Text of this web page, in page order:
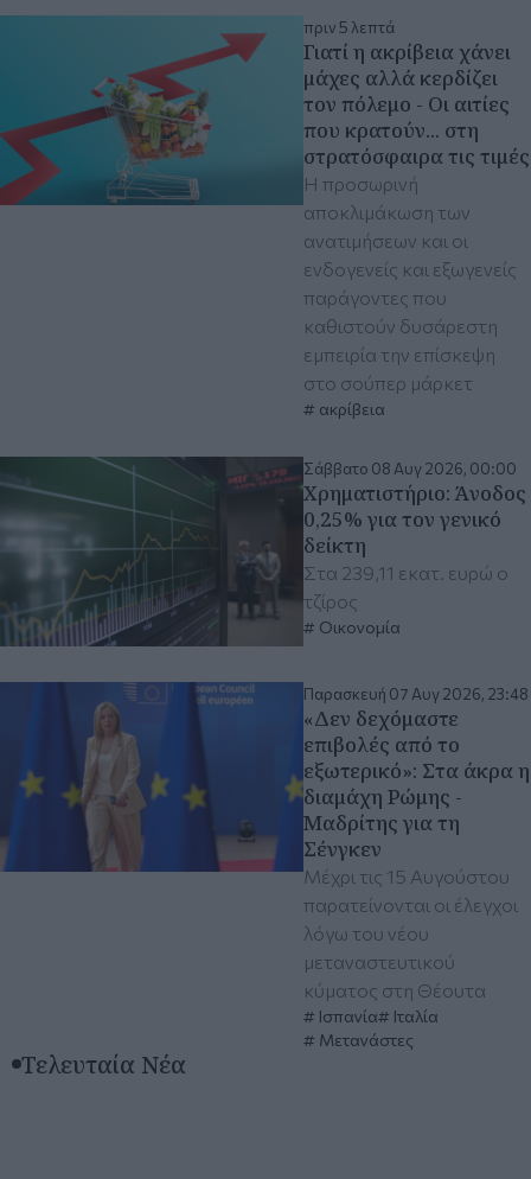
πριν 5 λεπτά
Γιατί η ακρίβεια χάνει
μάχες αλλά κερδίζει
τον πόλεμο - Οι αιτίες
που κρατούν... στη
στρατόσφαιρα τις τιμές
Η προσωρινή
αποκλιμάκωση των
ανατιμήσεων και οι
ενδογενείς και εξωγενείς
παράγοντες που
καθιστούν δυσάρεστη
εμπειρία την επίσκεψη
στο σούπερ μάρκετ
ακρίβεια
Σάββατο 08 Αυγ 2026, 00:00
Χρηματιστήριο: Άνοδος
0,25% για τον γενικό
δείκτη
Στα 239,11 εκατ. ευρώ ο
τζίρος
Οικονομία
Παρασκευή 07 Αυγ 2026, 23:48
«Δεν δεχόμαστε
επιβολές από το
εξωτερικό»: Στα άκρα η
διαμάχη Ρώμης -
Μαδρίτης για τη
Σένγκεν
Μέχρι τις 15 Αυγούστου
παρατείνονται οι έλεγχοι
λόγω του νέου
μεταναστευτικού
κύματος στη Θέουτα
Ισπανία
Ιταλία
Μετανάστες
Τελευταία Νέα